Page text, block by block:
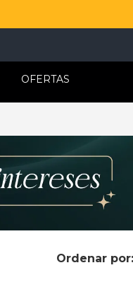
OFERTAS
Ordenar por: